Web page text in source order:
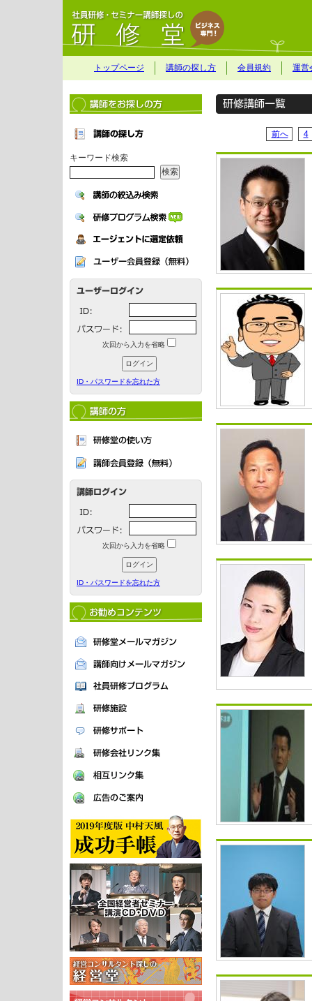
トップページ 講師の探し方 会員規約 運営
キーワード検索
次回から入力を省略
ID・パスワードを忘れた方
次回から入力を省略
ID・パスワードを忘れた方
前へ 4